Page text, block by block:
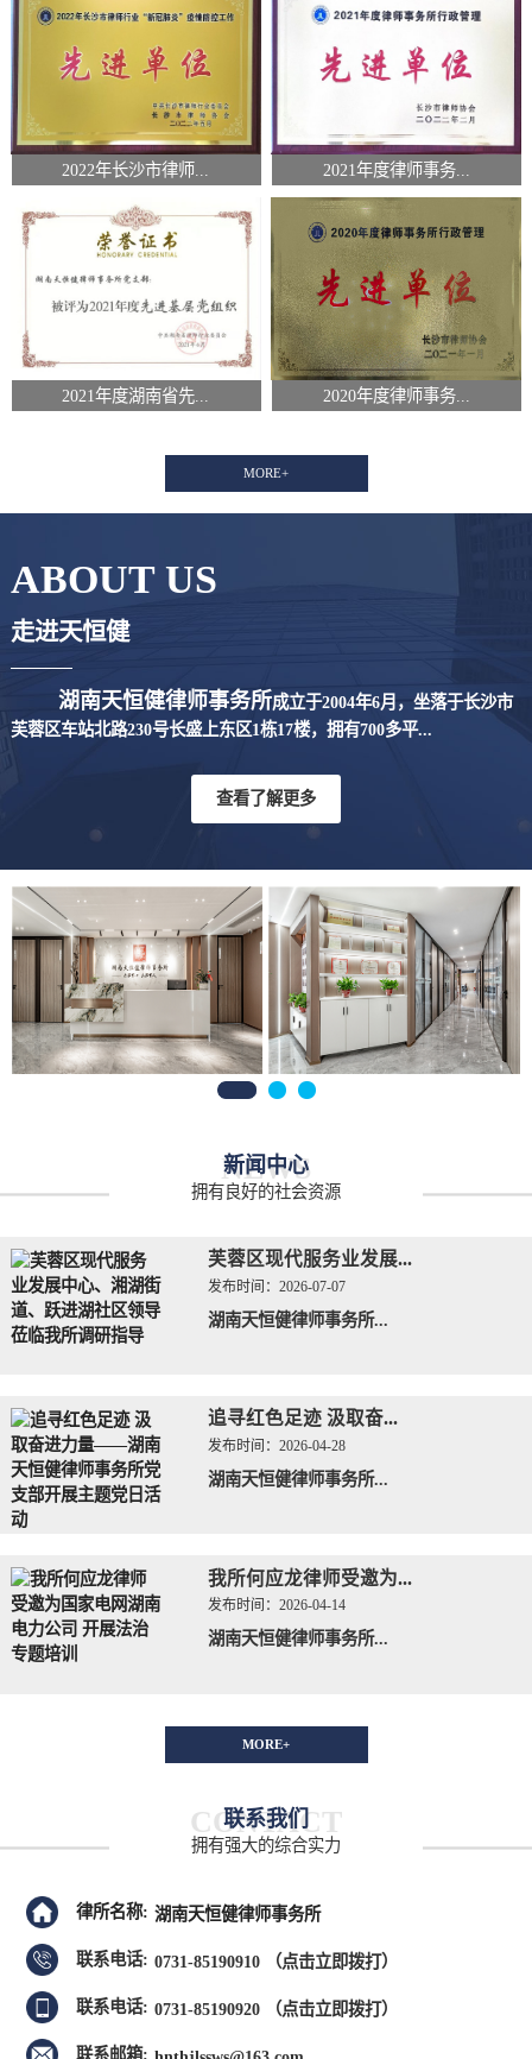
2022年长沙市律师... 2021年度律师事务...
2021年度湖南省先... 2020年度律师事务...
MORE+
ABOUT US
走进天恒健
湖南天恒健律师事务所成立于2004年6月，坐落于长沙市
芙蓉区车站北路230号长盛上东区1栋17楼，拥有700多平...
查看了解更多
NEWS
新闻中心
拥有良好的社会资源
芙蓉区现代服务业发展...
发布时间： 2026-07-07
湖南天恒健律师事务所...
追寻红色足迹 汲取奋...
发布时间： 2026-04-28
湖南天恒健律师事务所...
我所何应龙律师受邀为...
发布时间： 2026-04-14
湖南天恒健律师事务所...
MORE+
CONTACT
联系我们
拥有强大的综合实力
律所名称: 湖南天恒健律师事务所
联系电话: 0731-85190910 （点击立即拨打）
联系电话: 0731-85190920 （点击立即拨打）
联系邮箱: